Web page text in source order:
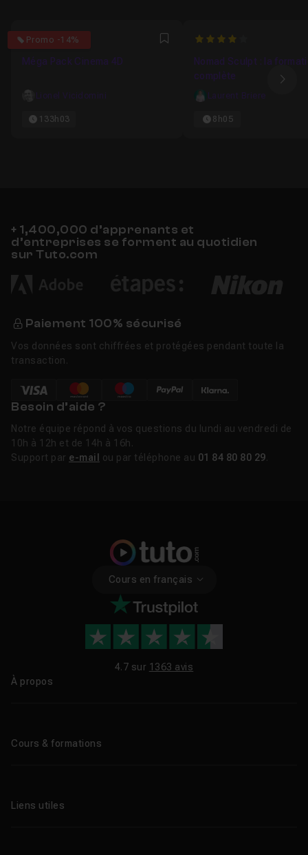
Promo -14%
4.8260869565217 Favori
Méga Pack Cinema 4D
Lionel Vicidomini
133h03
4
Nomad Sculpt : la
complète
Laurent Briere
8h05
+ 1,400,000 d’apprenants et
d’entreprises se forment au quotidien
sur Tuto.com
Paiement 100% sécurisé
Vos données sont chiffrées et protégées pendant toute la
transaction.
Besoin d’aide ?
Notre équipe répond à vos questions du lundi au vendredi de
10h à 12h et de 14h à 16h.
Support par e-mail ou par téléphone au 01 84 80 80 29
Cours en français
4.7 sur 1363 avis
À propos
Cours & formations
Formations certifiantes
Liens utiles